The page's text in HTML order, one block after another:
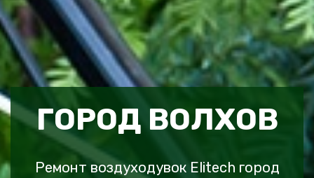
ГОРОД ВОЛХОВ
Ремонт воздуходувок Elitech город